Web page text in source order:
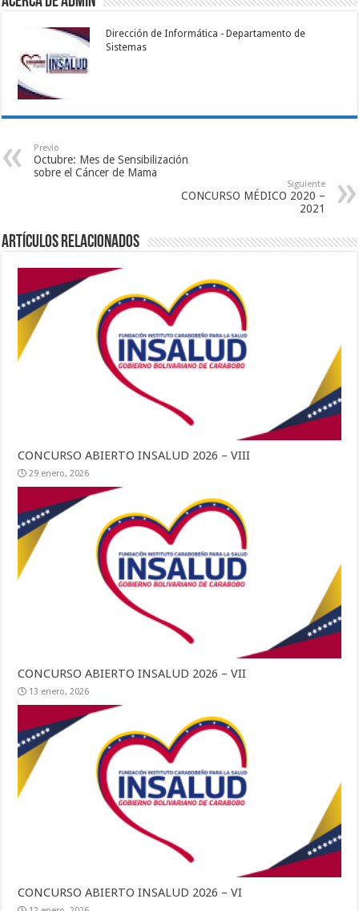
Dirección de Informática - Departamento de
Sistemas
Previo
Octubre: Mes de Sensibilización
sobre el Cáncer de Mama
Siguiente
CONCURSO MÉDICO 2020 –
2021
Artículos relacionados
CONCURSO ABIERTO INSALUD 2026 – VIII
29 enero, 2026
CONCURSO ABIERTO INSALUD 2026 – VII
13 enero, 2026
CONCURSO ABIERTO INSALUD 2026 – VI